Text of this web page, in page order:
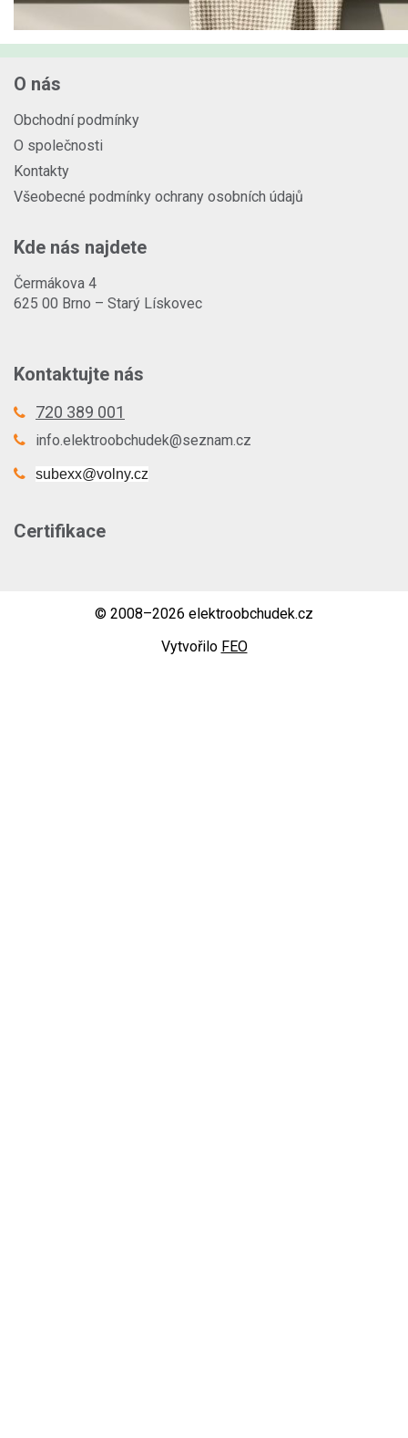
O nás
Obchodní podmínky
O společnosti
Kontakty
Všeobecné podmínky ochrany osobních údajů
Kde nás najdete
Čermákova 4
625 00 Brno – Starý Lískovec
Kontaktujte nás
720 389 001
info.elektroobchudek@seznam.cz
subexx@volny.cz
Certifikace
© 2008–2026 elektroobchudek.cz
Vytvořilo FEO